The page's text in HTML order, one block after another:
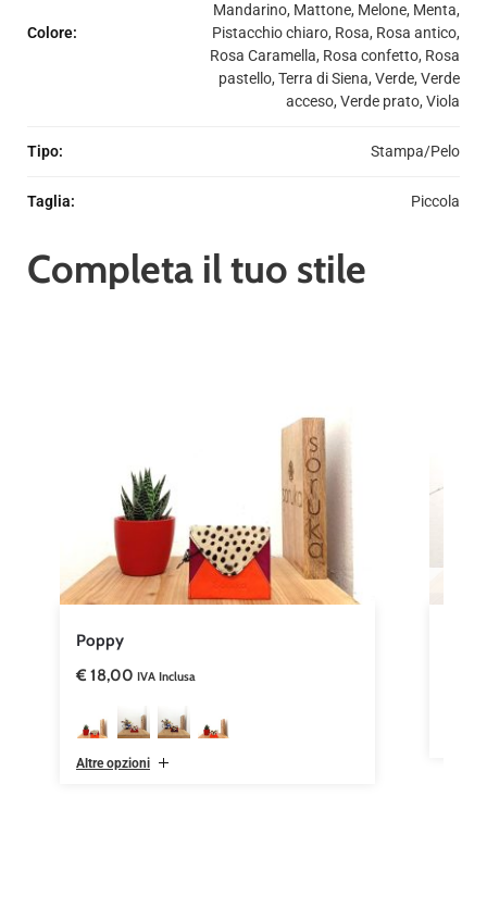
Colore:
Mandarino, Mattone, Melone, Menta,
Pistacchio chiaro, Rosa, Rosa antico,
Rosa Caramella, Rosa confetto, Rosa
pastello, Terra di Siena, Verde, Verde
acceso, Verde prato, Viola
Tipo: Stampa/Pelo
Taglia: Piccola
Completa il tuo stile
Poppy
€ 18,00 IVA Inclusa
Altre opzioni